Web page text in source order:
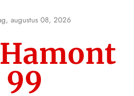
augustus 08, 2026
99